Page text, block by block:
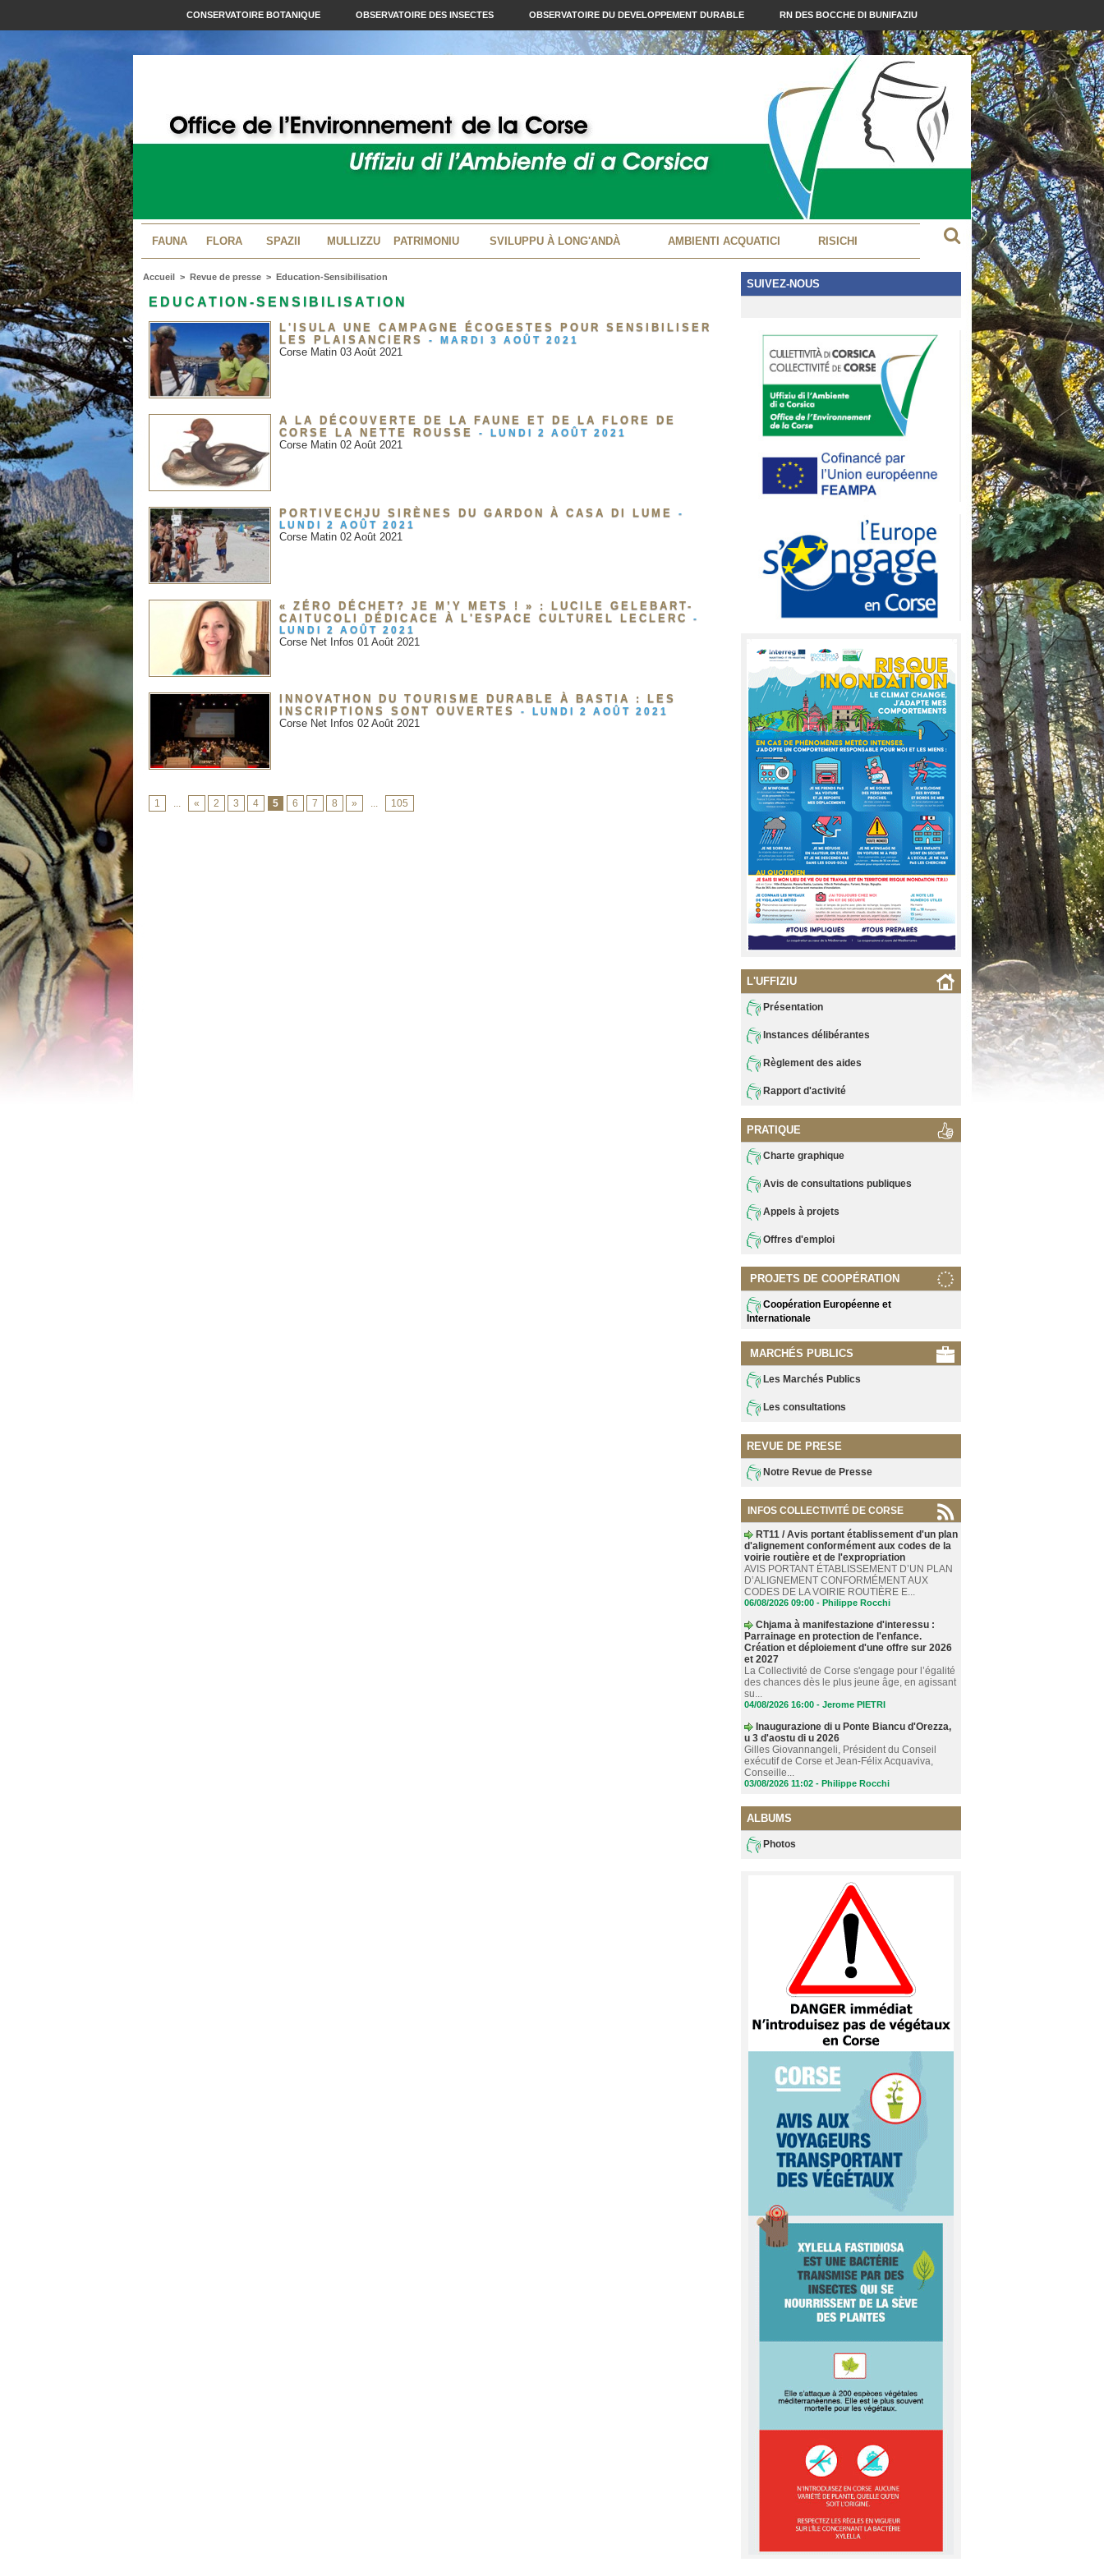
CONSERVATOIRE BOTANIQUE OBSERVATOIRE DES INSECTES OBSERVATOIRE DU DEVELOPPEMENT DURABLE RN DES BOCCHE DI BUNIFAZIU
FAUNA FLORA SPAZII MULLIZZU PATRIMONIU SVILUPPU À LONG'ANDÀ AMBIENTI ACQUATICI RISICHI
Accueil > Revue de presse > Education-Sensibilisation
EDUCATION-SENSIBILISATION
L'ISULA UNE CAMPAGNE ÉCOGESTES POUR SENSIBILISER
LES PLAISANCIERS
- MARDI 3 AOÛT 2021
Corse Matin 03 Août 2021
A LA DÉCOUVERTE DE LA FAUNE ET DE LA FLORE DE
CORSE LA NETTE ROUSSE
- LUNDI 2 AOÛT 2021
Corse Matin 02 Août 2021
PORTIVECHJU SIRÈNES DU GARDON À CASA DI LUME
-
LUNDI 2 AOÛT 2021
Corse Matin 02 Août 2021
« ZÉRO DÉCHET? JE M’Y METS ! » : LUCILE GELEBART-
CAITUCOLI DÉDICACE À L'ESPACE CULTUREL LECLERC
-
LUNDI 2 AOÛT 2021
Corse Net Infos 01 Août 2021
INNOVATHON DU TOURISME DURABLE À BASTIA : LES
INSCRIPTIONS SONT OUVERTES
- LUNDI 2 AOÛT 2021
Corse Net Infos 02 Août 2021
1 ... « 2 3 4 5 6 7 8 » ... 105
SUIVEZ-NOUS
L'UFFIZIU
Présentation
Instances délibérantes
Règlement des aides
Rapport d'activité
PRATIQUE
Charte graphique
Avis de consultations publiques
Appels à projets
Offres d'emploi
PROJETS DE COOPÉRATION
Coopération Européenne et
Internationale
MARCHÉS PUBLICS
Les Marchés Publics
Les consultations
REVUE DE PRESE
Notre Revue de Presse
INFOS COLLECTIVITÉ DE CORSE
RT11 / Avis portant établissement d'un plan
d'alignement conformément aux codes de la
voirie routière et de l'expropriation
AVIS PORTANT ÉTABLISSEMENT D’UN PLAN
D’ALIGNEMENT CONFORMÉMENT AUX
CODES DE LA VOIRIE ROUTIÈRE E...
06/08/2026 09:00 - Philippe Rocchi
Chjama à manifestazione d'interessu :
Parrainage en protection de l'enfance.
Création et déploiement d'une offre sur 2026
et 2027
La Collectivité de Corse s'engage pour l’égalité
des chances dès le plus jeune âge, en agissant
su...
04/08/2026 16:00 - Jerome PIETRI
Inaugurazione di u Ponte Biancu d'Orezza,
u 3 d'aostu di u 2026
Gilles Giovannangeli, Président du Conseil
exécutif de Corse et Jean-Félix Acquaviva,
Conseille...
03/08/2026 11:02 - Philippe Rocchi
ALBUMS
Photos